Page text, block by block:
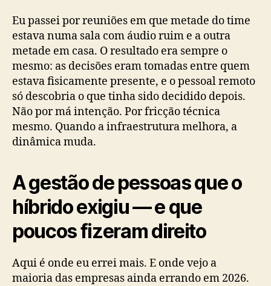
Eu passei por reuniões em que metade do time
estava numa sala com áudio ruim e a outra
metade em casa. O resultado era sempre o
mesmo: as decisões eram tomadas entre quem
estava fisicamente presente, e o pessoal remoto
só descobria o que tinha sido decidido depois.
Não por má intenção. Por fricção técnica
mesmo. Quando a infraestrutura melhora, a
dinâmica muda.
A gestão de pessoas que o
híbrido exigiu — e que
poucos fizeram direito
Aqui é onde eu errei mais. E onde vejo a
maioria das empresas ainda errando em 2026.